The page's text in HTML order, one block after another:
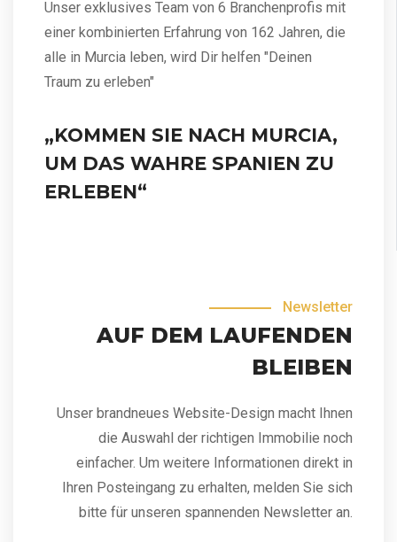
Unser exklusives Team von 6 Branchenprofis mit
einer kombinierten Erfahrung von 162 Jahren, die
alle in Murcia leben, wird Dir helfen "Deinen
Traum zu erleben"
„KOMMEN SIE NACH MURCIA,
UM DAS WAHRE SPANIEN ZU
ERLEBEN“
Newsletter
AUF DEM LAUFENDEN
BLEIBEN
Unser brandneues Website-Design macht Ihnen
die Auswahl der richtigen Immobilie noch
einfacher. Um weitere Informationen direkt in
Ihren Posteingang zu erhalten, melden Sie sich
bitte für unseren spannenden Newsletter an.